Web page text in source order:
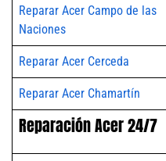
Reparar Acer Campo de las
Naciones
Reparar Acer Cerceda
Reparar Acer Chamartín
Reparación Acer 24/7